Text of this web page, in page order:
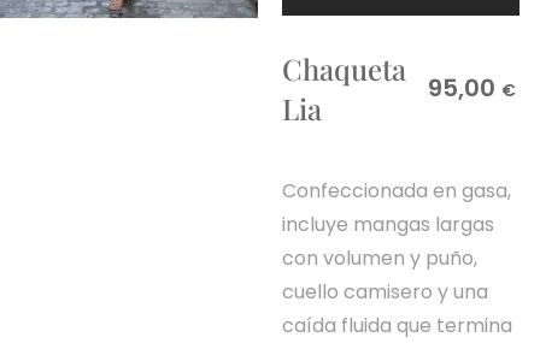
Chaqueta
Lia
95,00 €
Confeccionada en gasa,
incluye mangas largas
con volumen y puño,
cuello camisero y una
caída fluida que termina